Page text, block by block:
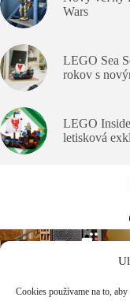
Cookies používame na to,
Wars
LEGO Sea
rokov s
LEGO
letisková